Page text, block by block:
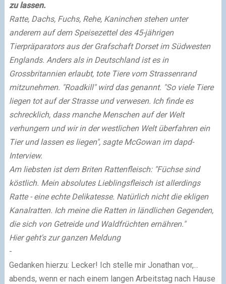
zu lassen.
Ratte, Dachs, Fuchs, Rehe, Kaninchen stehen unter
anderem auf dem Speisezettel des 45-jährigen
Tierpräparators aus der Grafschaft Dorset im Südwesten
Englands. Anders als in Deutschland ist es in
Grossbritannien erlaubt, tote Tiere vom Strassenrand
mitzunehmen. "Roadkill" wird das genannt. "So viele Tiere
liegen tot auf der Strasse und verwesen. Ich finde es
schrecklich, dass manche Menschen auf der Welt
verhungern und wir in der westlichen Welt überfahren ein
Tier und lassen es liegen", sagte McGowan im dapd-
Interview.
Am liebsten ist dem Briten Rattenfleisch: "Füchse sind
köstlich. Mein absolutes Lieblingsfleisch ist allerdings
Ratte - eine echte Delikatesse. Natürlich nicht die ekligen
Kanalratten. Ich meine die Ratten in ländlichen Gegenden,
die sich von Getreide und Waldfrüchten ernähren."
Hier geht's zur ganzen Meldung
-
Gedanken hierzu: Lecker! Ich stelle mir Jonathan vor,...
abends, wenn er nach einem langen Arbeitstag nach Hause